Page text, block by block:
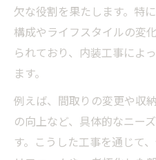
欠な役割を果たします。特
構成やライフスタイルの変
られており、内装工事によ
ます。
例えば、間取りの変更や収
の向上など、具体的なニー
す。こうした工事を通じて